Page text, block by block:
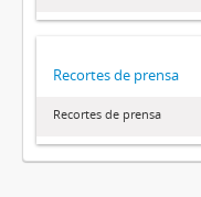
Recortes de prensa
Recortes de prensa